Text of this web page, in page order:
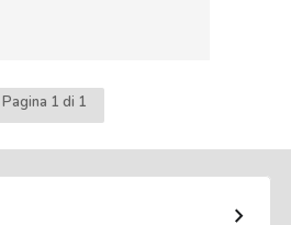
Pagina 1 di 1